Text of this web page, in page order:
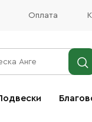
Оплата